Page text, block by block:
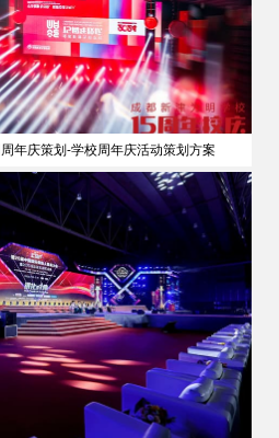
年庆策划-学校周年庆活动策划方案